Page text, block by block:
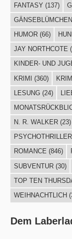
FANTASY (137)
HUMOR(66)
JAY NORTHCOTE
KINDER- UND
KRIMI (360)
LESUNG(24)
N. R. WALKER(23)
PSYCHOTHRILLER
ROMANCE (846)
SUBVENTUR(30)
TOP TEN
WEIHNACHTLICH
Dem